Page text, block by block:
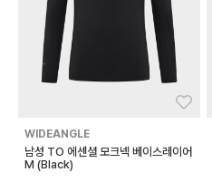
WIDEANGLE
남성 TO 에센셜 모크넥 베이스레이어
M (Black)